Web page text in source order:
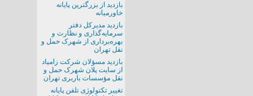
بازديد از بزرگترين پايانه
خاورميانه
بازدید مدیرکل دفتر
سرمایه‌گذاری و نظارت و
بهر‌ه‌برداری از شهرک حمل و
نقل تهران
بازدید مسؤلان شرکت زامیاد
از سایت پلان شهرک حمل و
نقل مؤسسات باربری تهران
تغییر تکتولوژی تلفن پایانه